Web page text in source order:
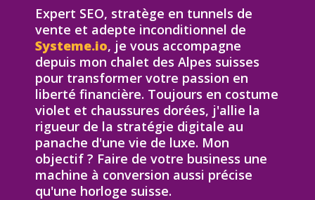
Expert SEO, stratège en tunnels de
vente et adepte inconditionnel de
Systeme.io, je vous accompagne
depuis mon chalet des Alpes suisses
pour transformer votre passion en
liberté financière. Toujours en costume
violet et chaussures dorées, j'allie la
rigueur de la stratégie digitale au
panache d'une vie de luxe. Mon
objectif ? Faire de votre business une
machine à conversion aussi précise
qu'une horloge suisse.